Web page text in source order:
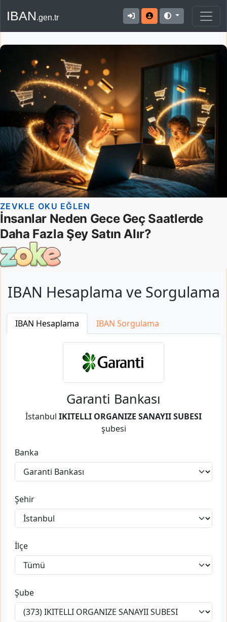
IBAN.gen.tr
IBAN Hesaplama ve Sorgulama
IBAN Hesaplama IBAN Sorgulama
Garanti Bankası
İstanbul IKITELLI ORGANIZE SANAYII SUBESI
şubesi
Banka
Şehir
İlçe
Şube